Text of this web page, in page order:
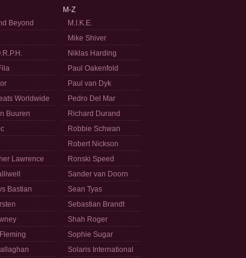
Beyond
Worldwide
Buuren
Lawrence
Bastian
M-Z
M.I.K.E.
Mike Shiver
Niklas Harding
Paul Oakenfold
Paul van Dyk
Pedro Del Mar
Richard Durand
Robbie Schwan
Robert Nickson
Ronski Speed
Sander van Doorn
Sean Tyas
Sebastian Brandt
Shah Roger
Sophie Sugar
Solaris International